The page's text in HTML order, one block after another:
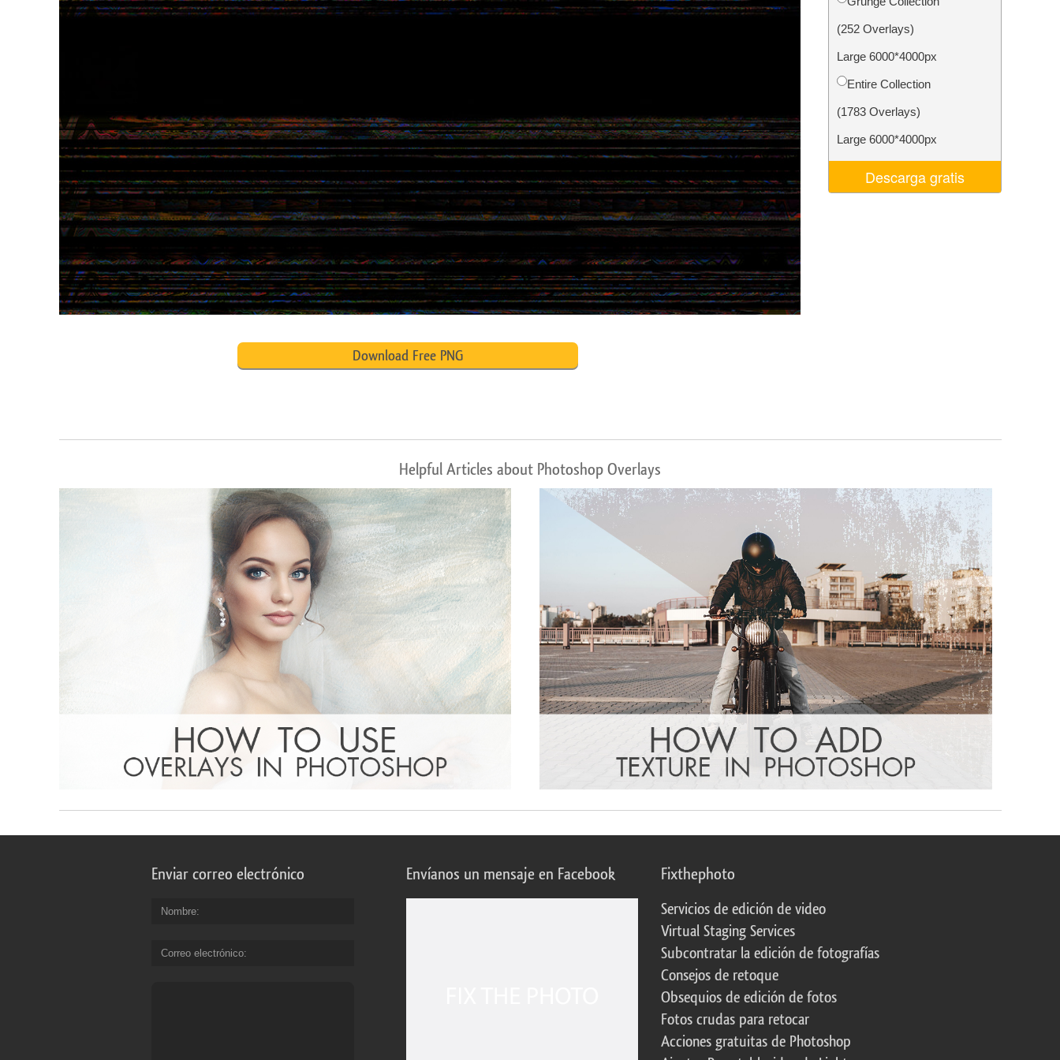
Servicios de Retoque de Servicios de Retoque de Joyas Datos de Entrenamiento de IA
(252 Overlays)
Large 6000*4000px
Entire Collection
(1783 Overlays)
Large 6000*4000px
Descarga gratis
Download Free PNG
Helpful Articles about Photoshop Overlays
Enviar correo electrónico
Nombre
Correo electrónico
Envíanos un mensaje en Facebook Fixthephoto
Servicios de edición de video
Virtual Staging Services
Subcontratar la edición de fotografías
Consejos de retoque
Obsequios de edición de fotos
Fotos crudas para retocar
Acciones gratuitas de Photoshop